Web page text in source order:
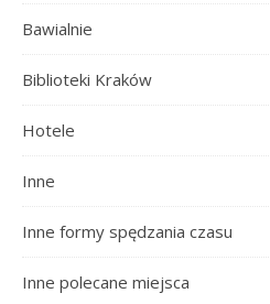
Bawialnie
Biblioteki Kraków
Hotele
Inne
Inne formy spędzania czasu
Inne polecane miejsca